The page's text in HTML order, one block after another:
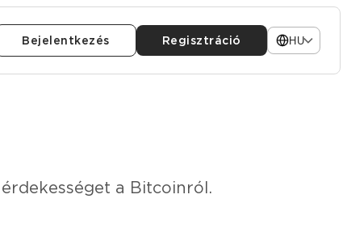
Bejelentkezés Regisztráció HU
a Bitcoinról.